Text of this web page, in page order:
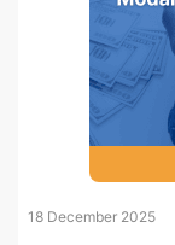
18 December 2025